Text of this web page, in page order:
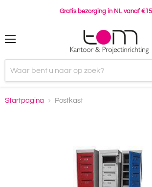
Gratis bezorging in NL vanaf
Startpagina Postkast